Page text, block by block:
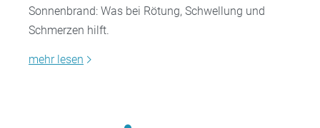
Sonnenbrand: Was bei Rötung, Schwellung und
Schmerzen hilft.
mehr lesen